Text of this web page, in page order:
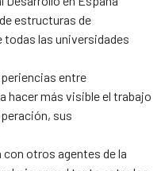
estructuras de
todas las universidades
entre
hacer más visible el trabajo
sus
otros agentes de la